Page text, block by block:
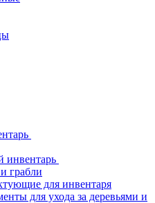
инвентарь
грабли
для инвентаря
для ухода за деревьями и